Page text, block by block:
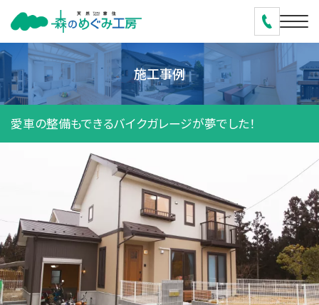
施工事例
愛車の整備もできるバイクガレージが夢でした！